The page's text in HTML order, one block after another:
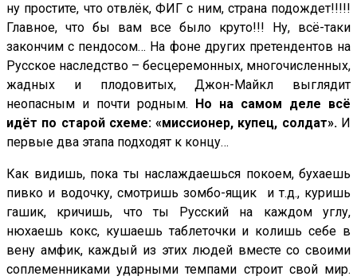
ну простите, что отвлёк, ФИГ с ним, страна подождет!!!!!
Главное, что бы вам все было круто!!! Ну, всё-таки
закончим с пендосом… На фоне других претендентов на
Русское наследство – бесцеремонных, многочисленных,
жадных и плодовитых, Джон-Майкл выглядит
неопасным и почти родным.
Но на самом деле всё
идёт по старой схеме: «миссионер, купец, солдат». И
первые два этапа подходят к концу…
Как видишь, пока ты наслаждаешься покоем, бухаешь
пивко и водочку, смотришь зомбо-ящик и т.д., куришь
гашик, кричишь, что ты Русский на каждом углу,
нюхаешь кокс, кушаешь таблеточки и колишь себе в
вену амфик, каждый из этих людей вместе со своими
соплеменниками ударными темпами строит свой мир.